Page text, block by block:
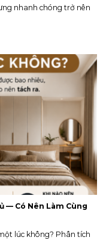
nhanh chóng trở nên
— Có Nên Làm Cùng
lúc không? Phân tích